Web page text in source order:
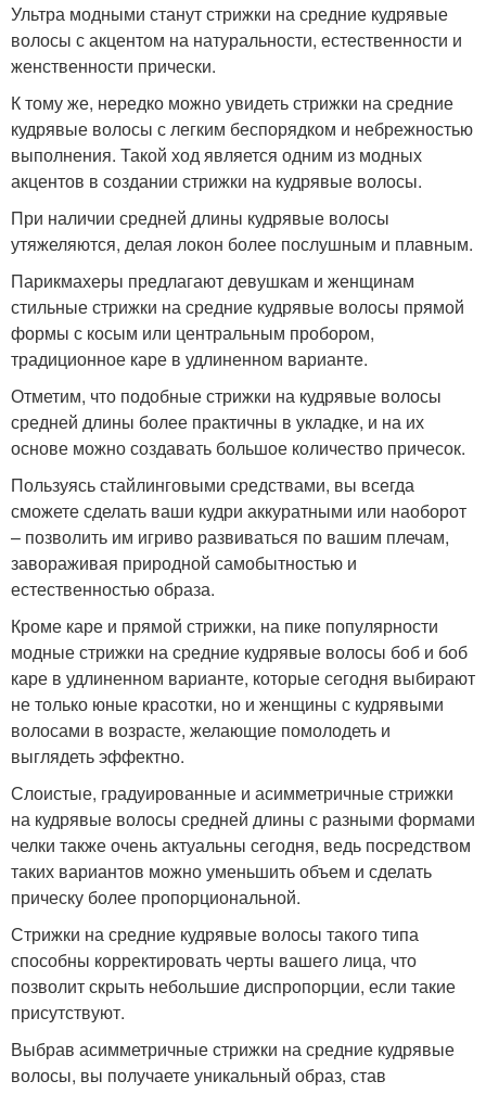
Ультра модными станут стрижки на средние кудрявые
волосы с акцентом на натуральности, естественности и
женственности прически.
К тому же, нередко можно увидеть стрижки на средние
кудрявые волосы с легким беспорядком и небрежностью
выполнения. Такой ход является одним из модных
акцентов в создании стрижки на кудрявые волосы.
При наличии средней длины кудрявые волосы
утяжеляются, делая локон более послушным и плавным.
Парикмахеры предлагают девушкам и женщинам
стильные стрижки на средние кудрявые волосы прямой
формы с косым или центральным пробором,
традиционное каре в удлиненном варианте.
Отметим, что подобные стрижки на кудрявые волосы
средней длины более практичны в укладке, и на их
основе можно создавать большое количество причесок.
Пользуясь стайлинговыми средствами, вы всегда
сможете сделать ваши кудри аккуратными или наоборот
– позволить им игриво развиваться по вашим плечам,
завораживая природной самобытностью и
естественностью образа.
Кроме каре и прямой стрижки, на пике популярности
модные стрижки на средние кудрявые волосы боб и боб
каре в удлиненном варианте, которые сегодня выбирают
не только юные красотки, но и женщины с кудрявыми
волосами в возрасте, желающие помолодеть и
выглядеть эффектно.
Слоистые, градуированные и асимметричные стрижки
на кудрявые волосы средней длины с разными формами
челки также очень актуальны сегодня, ведь посредством
таких вариантов можно уменьшить объем и сделать
прическу более пропорциональной.
Стрижки на средние кудрявые волосы такого типа
способны корректировать черты вашего лица, что
позволит скрыть небольшие диспропорции, если такие
присутствуют.
Выбрав асимметричные стрижки на средние кудрявые
волосы, вы получаете уникальный образ, став